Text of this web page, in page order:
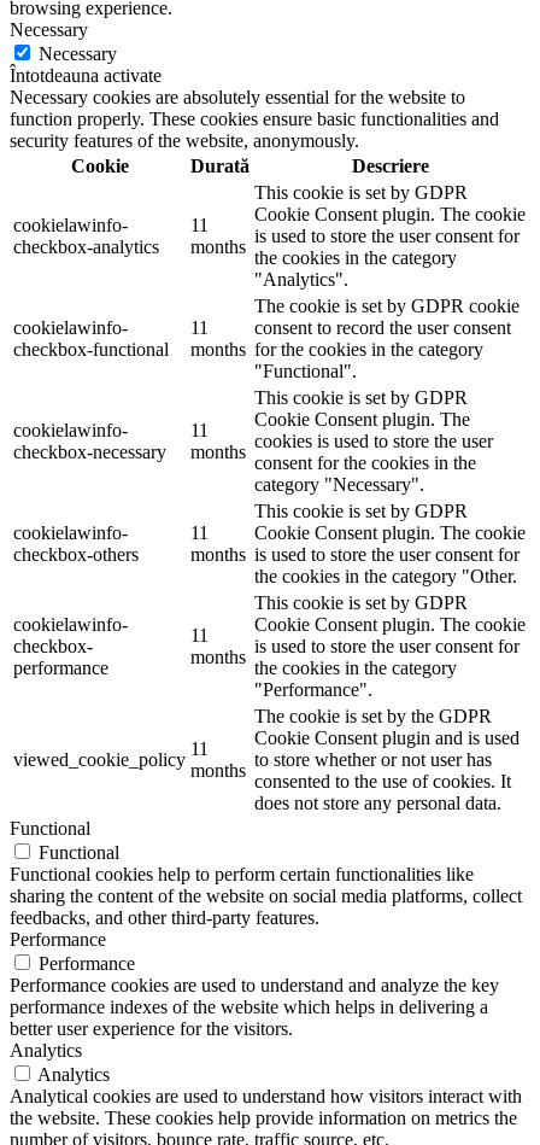
browsing experience.
Necessary
Necessary
Întotdeauna activate
Necessary cookies are absolutely essential for the website to
function properly. These cookies ensure basic functionalities and
security features of the website, anonymously.
Cookie
Durată Descriere
cookielawinfo-
checkbox-analytics
11
months
This cookie is set by GDPR
Cookie Consent plugin. The cookie
is used to store the user consent for
the cookies in the category
"Analytics".
cookielawinfo-
checkbox-functional
11
months
The cookie is set by GDPR cookie
consent to record the user consent
for the cookies in the category
"Functional".
cookielawinfo-
checkbox-necessary
11
months
This cookie is set by GDPR
Cookie Consent plugin. The
cookies is used to store the user
consent for the cookies in the
category "Necessary".
cookielawinfo-
checkbox-others
11
months
This cookie is set by GDPR
Cookie Consent plugin. The cookie
is used to store the user consent for
the cookies in the category "Other.
cookielawinfo-
checkbox-
performance
11
months
This cookie is set by GDPR
Cookie Consent plugin. The cookie
is used to store the user consent for
the cookies in the category
"Performance".
viewed_cookie_policy
11
months
The cookie is set by the GDPR
Cookie Consent plugin and is used
to store whether or not user has
consented to the use of cookies. It
does not store any personal data.
Functional
Functional
Functional cookies help to perform certain functionalities like
sharing the content of the website on social media platforms, collect
feedbacks, and other third-party features.
Performance
Performance
Performance cookies are used to understand and analyze the key
performance indexes of the website which helps in delivering a
better user experience for the visitors.
Analytics
Analytics
Analytical cookies are used to understand how visitors interact with
the website. These cookies help provide information on metrics the
number of visitors, bounce rate, traffic source, etc.